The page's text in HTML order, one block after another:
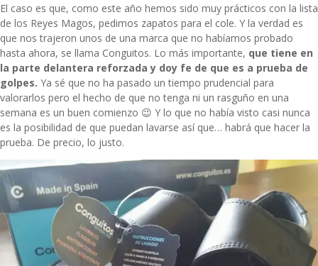
El caso es que, como este año hemos sido muy prácticos con la lista
de los Reyes Magos, pedimos zapatos para el cole. Y la verdad es
que nos trajeron unos de una marca que no habíamos probado
hasta ahora, se llama Conguitos. Lo más importante, que tiene en
la parte delantera reforzada y doy fe de que es a prueba de
golpes. Ya sé que no ha pasado un tiempo prudencial para
valorarlos pero el hecho de que no tenga ni un rasguño en una
semana es un buen comienzo 😉 Y lo que no había visto casi nunca
es la posibilidad de que puedan lavarse así que… habrá que hacer la
prueba. De precio, lo justo.